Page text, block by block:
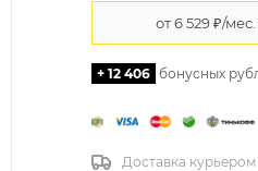
+ 12 406 бонусных
Доставка курьером